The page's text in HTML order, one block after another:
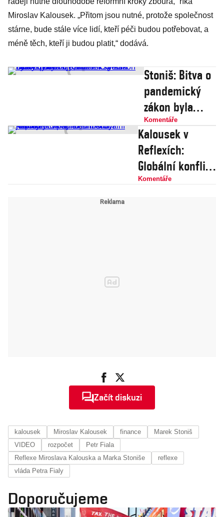
Miroslav Kalousek. „Přitom jsou nutné, protože společnost
stárne, bude stále více lidí, kteří péči budou potřebovat, a
méně těch, kteří ji budou platit,“ dodává.
Stoniš: Bitva o
pandemický
zákon byla
zbytečná;
Kalousek:
Vláda zákon
potřebuje, ale
ten spěch
Komentáře
Kalousek v
Reflexích:
Globální konflikt
o Ukrajinu si
Komentáře
Začít diskuzi
kalousek Miroslav Kalousek finance
Marek Stoniš
VIDEO
rozpočet
Petr Fiala
Reflexe Miroslava Kalouska a Marka Stoniše
reflexe
vláda Petra Fialy
Doporučujeme